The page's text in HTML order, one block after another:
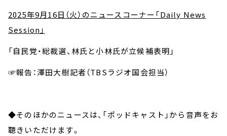
2025年9月16日（火）のニュースコーナー「Daily News
Session」
「自民党・総裁選、林氏と小林氏が立候補表明」
☞報告：澤田大樹記者（TBSラジオ国会担当）
◆そのほかのニュースは、「ポッドキャスト」から音声をお
聴きいただけます。